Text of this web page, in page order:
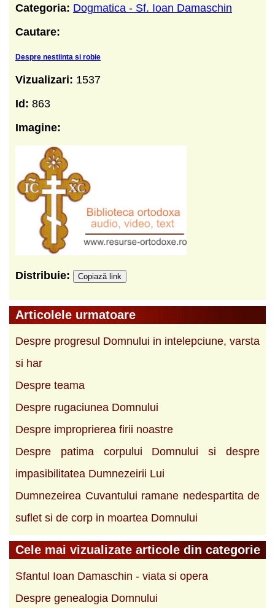
Categoria: Dogmatica - Sf. Ioan Damaschin
Cautare:
Despre nestiinta si robie
Vizualizari: 1537
Id: 863
Imagine:
Distribuie: Copiază link
Articolele urmatoare
Despre progresul Domnului in intelepciune, varsta
si har
Despre teama
Despre rugaciunea Domnului
Despre improprierea firii noastre
Despre patima corpului Domnului si despre
impasibilitatea Dumnezeirii Lui
Dumnezeirea Cuvantului ramane nedespartita de
suflet si de corp in moartea Domnului
Cele mai vizualizate articole din categorie
Sfantul Ioan Damaschin - viata si opera
Despre genealogia Domnului